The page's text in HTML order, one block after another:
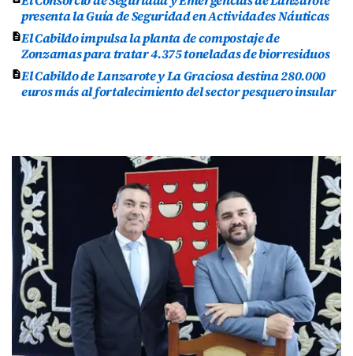
presenta la Guía de Seguridad en Actividades Náuticas
El Cabildo impulsa la planta de compostaje de
Zonzamas para tratar 4.375 toneladas de biorresiduos
El Cabildo de Lanzarote y La Graciosa destina 280.000
euros más al fortalecimiento del sector pesquero insular